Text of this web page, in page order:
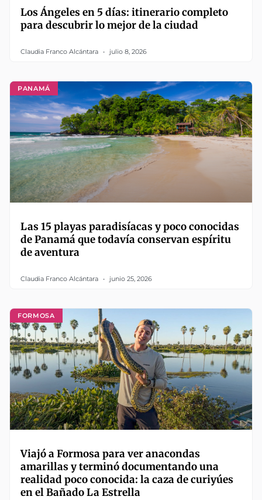
Los Ángeles en 5 días: itinerario completo
para descubrir lo mejor de la ciudad
Claudia Franco Alcántara julio 8, 2026
PANAMÁ
Las 15 playas paradisíacas y poco conocidas
de Panamá que todavía conservan espíritu
de aventura
Claudia Franco Alcántara junio 25, 2026
FORMOSA
Viajó a Formosa para ver anacondas
amarillas y terminó documentando una
realidad poco conocida: la caza de curiyúes
en el Bañado La Estrella